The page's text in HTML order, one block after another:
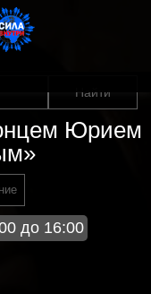
Юрием
до 16:00